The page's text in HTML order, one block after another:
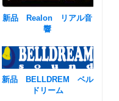
新品 Realon リアル音
響
新品 BELLDREM ベル
ドリーム